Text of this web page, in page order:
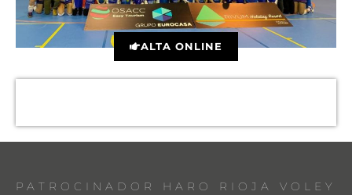
ALTA ONLINE
PATROCINADOR HARO RIOJA VOLEY